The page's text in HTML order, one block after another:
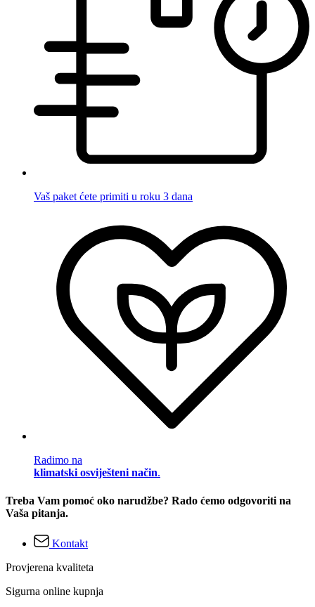
Vaš paket ćete primiti u roku 3 dana
Radimo na
klimatski osviješteni način.
Treba Vam pomoć oko narudžbe? Rado ćemo odgovoriti na
Vaša pitanja.
Kontakt
Provjerena kvaliteta
Sigurna online kupnja